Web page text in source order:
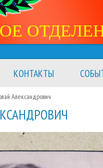
КОНТАКТЫ
Александрович